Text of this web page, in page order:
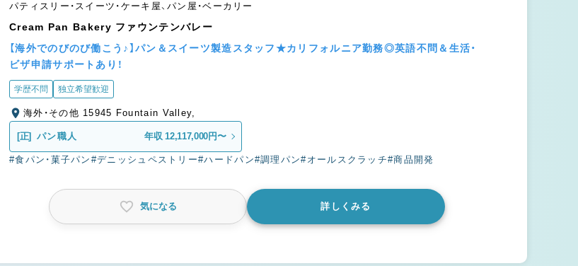
パティスリー・スイーツ・ケーキ屋、パン屋・ベーカリー
Cream Pan Bakery ファウンテンバレー
【海外でのびのび働こう♪】パン＆スイーツ製造スタッフ★カリフォルニア勤務◎英語不問＆生活・
ビザ申請サポートあり！
学歴不問 独立希望歓迎
海外・その他 15945 Fountain Valley,
[正] パン職人 年収 12,117,000円〜
#食パン・菓子パン #デニッシュペストリー#ハードパン#調理パン#オールスクラッチ#商品開発
気になる 詳しくみる